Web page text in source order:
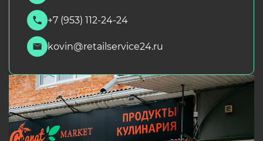
+7 (953) 112-24-24
kovin@retailservice24.ru